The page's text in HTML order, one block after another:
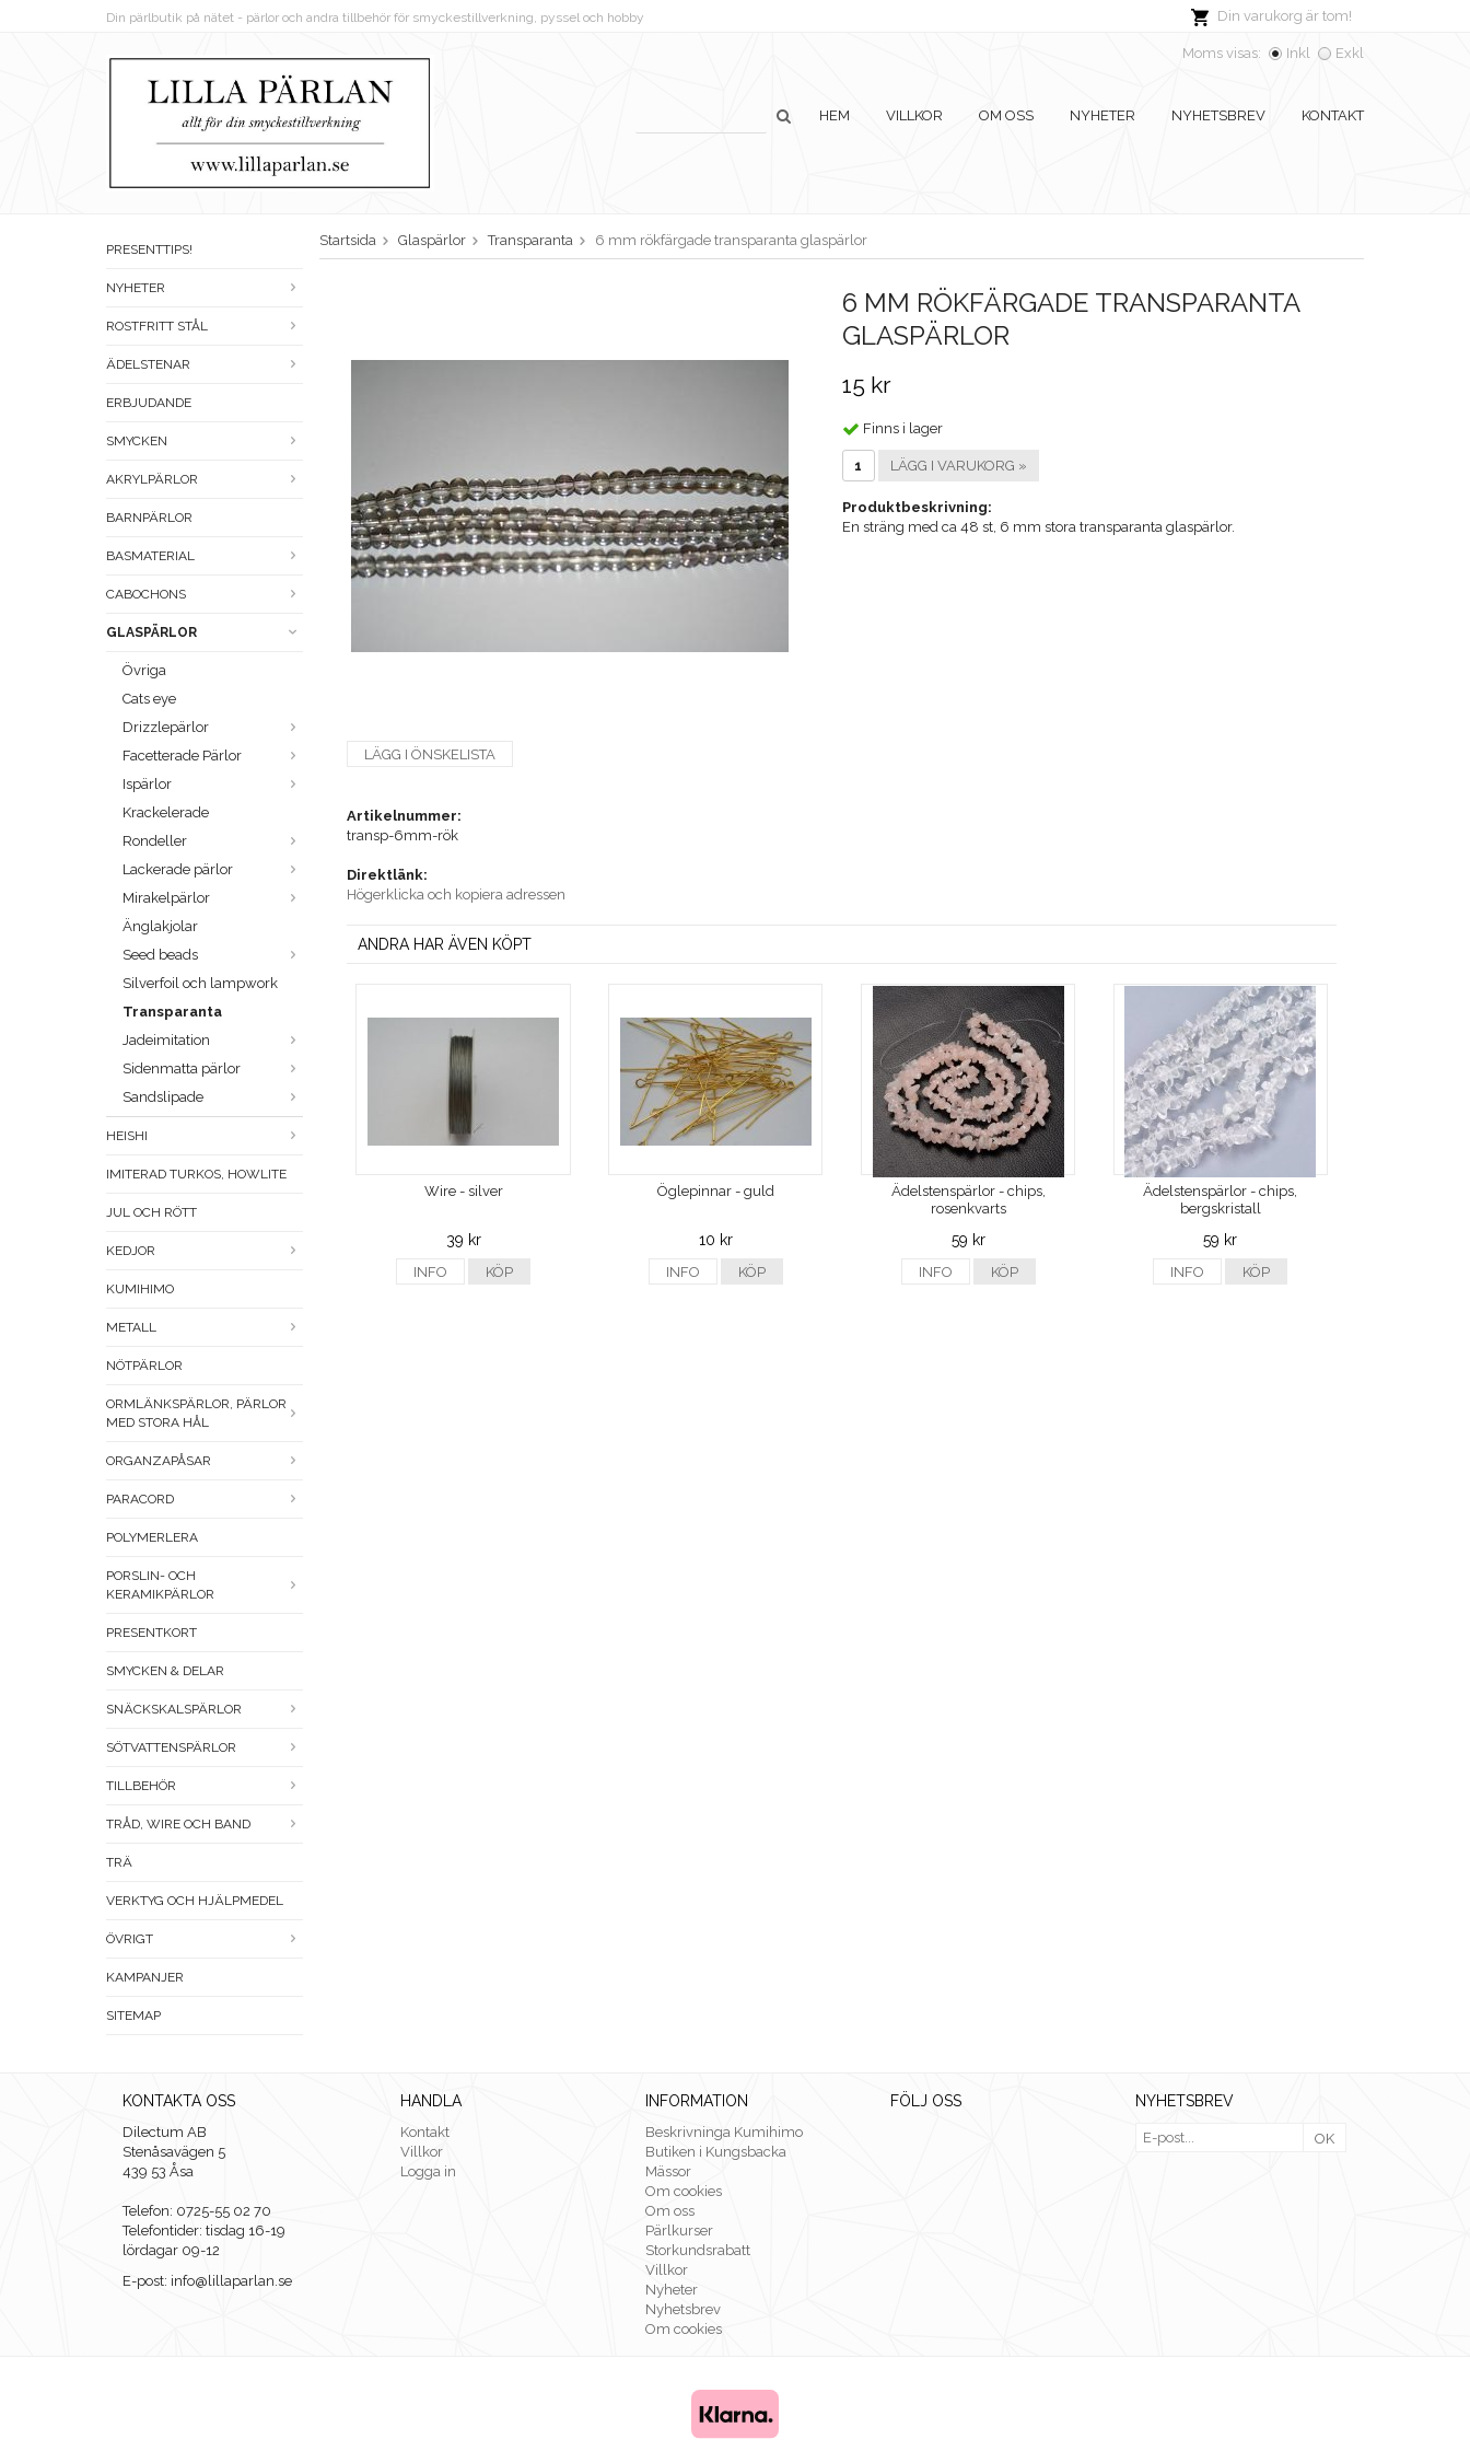
Din varukorg är tom!
Din pärlbutik på nätet - pärlor och andra tillbehör för smyckestillverkning, pyssel och hobby
Moms visas: Inkl Exkl
HEM VILLKOR OM OSS NYHETER NYHETSBREV KONTAKT
PRESENTTIPS!
NYHETER
ROSTFRITT STÅL
ÄDELSTENAR
ERBJUDANDE
SMYCKEN
AKRYLPÄRLOR
BARNPÄRLOR
BASMATERIAL
CABOCHONS
GLASPÄRLOR
Övriga
Cats eye
Drizzlepärlor
Facetterade Pärlor
Ispärlor
Krackelerade
Rondeller
Lackerade pärlor
Mirakelpärlor
Änglakjolar
Seed beads
Silverfoil och lampwork
Transparanta
Jadeimitation
Sidenmatta pärlor
Sandslipade
HEISHI
IMITERAD TURKOS, HOWLITE
JUL OCH RÖTT
KEDJOR
KUMIHIMO
METALL
NÖTPÄRLOR
ORMLÄNKSPÄRLOR, PÄRLOR
MED STORA HÅL
ORGANZAPÅSAR
PARACORD
POLYMERLERA
PORSLIN- OCH
KERAMIKPÄRLOR
PRESENTKORT
SMYCKEN & DELAR
SNÄCKSKALSPÄRLOR
SÖTVATTENSPÄRLOR
TILLBEHÖR
TRÅD, WIRE OCH BAND
TRÄ
VERKTYG OCH HJÄLPMEDEL
ÖVRIGT
KAMPANJER
SITEMAP
Startsida Glaspärlor Transparanta 6 mm rökfärgade transparanta glaspärlor
6 MM RÖKFÄRGADE TRANSPARANTA
GLASPÄRLOR
15 kr
Finns i lager
LÄGG I VARUKORG »
Produktbeskrivning:
En sträng med ca 48 st, 6 mm stora transparanta glaspärlor.
LÄGG I ÖNSKELISTA
Artikelnummer:
transp-6mm-rök
Direktlänk:
Högerklicka och kopiera adressen
ANDRA HAR ÄVEN KÖPT
Wire - silver
39 kr
INFO KÖP
Öglepinnar - guld
10 kr
INFO KÖP
Ädelstenspärlor - chips,
rosenkvarts
59 kr
INFO KÖP
Ädelstenspärlor - chips,
bergskristall
59 kr
INFO KÖP
KONTAKTA OSS
Dilectum AB
Stenåsavägen 5
439 53 Åsa
Telefon: 0725-55 02 70
Telefontider: tisdag 16-19
lördagar 09-12
E-post: info@lillaparlan.se
HANDLA
Kontakt
Villkor
Logga in
INFORMATION
Beskrivninga Kumihimo
Butiken i Kungsbacka
Mässor
Om cookies
Om oss
Pärlkurser
Storkundsrabatt
Villkor
Nyheter
Nyhetsbrev
Om cookies
FÖLJ OSS NYHETSBREV
OK